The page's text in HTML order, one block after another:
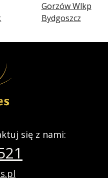
Gorzów Wlkp
Bydgoszcz
się z nami: